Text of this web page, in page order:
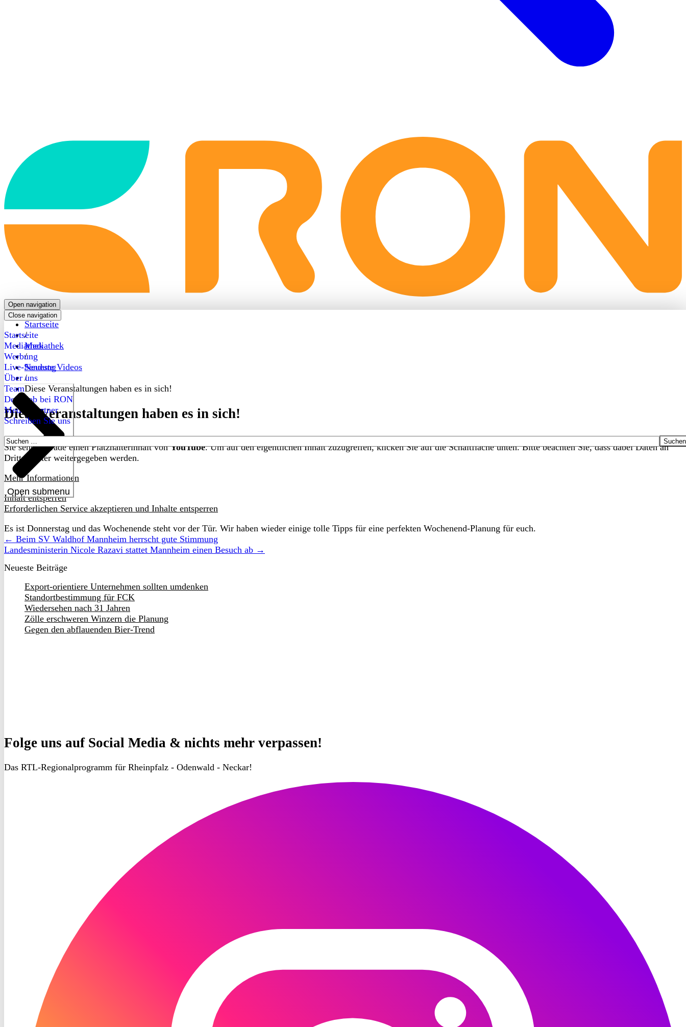
frontpage
Open navigation
Close navigation
Startseite
Mediathek
Werbung
Live-Sendung
Über uns
Open submenu
Team
Dein Job bei RON
Medienpartner
Schreiben Sie uns
Suchen
nach:
Startseite
/
Mediathek
/
Neueste Videos
/
Diese Veranstaltungen haben es in sich!
Diese Veranstaltungen haben es in sich!
Sie sehen gerade einen Platzhalterinhalt vonYouTube. Um auf den eigentlichen Inhalt zuzugreifen, klicken Sie auf die Schaltfläche unten. Bitte beachten Sie, dass dabei Daten an
Drittanbieter weitergegeben werden.
Mehr Informationen
Inhalt entsperren
Erforderlichen Service akzeptieren und Inhalte entsperren
Es ist Donnerstag und das Wochenende steht vor der Tür. Wir haben wieder einige tolle Tipps für eine perfekten Wochenend-Planung für euch.
← Beim SV Waldhof Mannheim herrscht gute Stimmung
Landesministerin Nicole Razavi stattet Mannheim einen Besuch ab →
Neueste Beiträge
Export-orientiere Unternehmen sollten umdenken
Standortbestimmung für FCK
Wiedersehen nach 31 Jahren
Zölle erschweren Winzern die Planung
Gegen den abflauenden Bier-Trend
Folge uns auf Social Media & nichts mehr verpassen!
Das RTL-Regionalprogramm für Rheinpfalz - Odenwald - Neckar!